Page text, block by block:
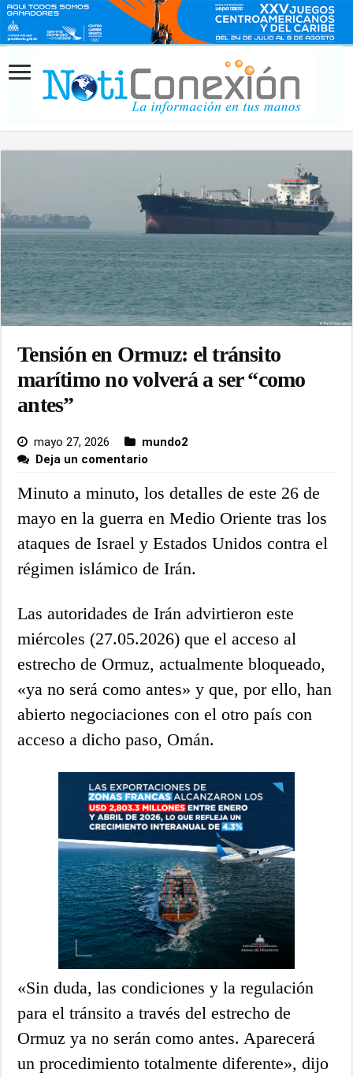
Tensión en Ormuz: el tránsito
marítimo no volverá a ser “como
antes”
mayo 27, 2026
mundo2
Deja un comentario
Minuto a minuto, los detalles de este 26 de
mayo en la guerra en Medio Oriente tras los
ataques de Israel y Estados Unidos contra el
régimen islámico de Irán.
Las autoridades de Irán advirtieron este
miércoles (27.05.2026) que el acceso al
estrecho de Ormuz, actualmente bloqueado,
«ya no será como antes» y que, por ello, han
abierto negociaciones con el otro país con
acceso a dicho paso, Omán.
«Sin duda, las condiciones y la regulación
para el tránsito a través del estrecho de
Ormuz ya no serán como antes. Aparecerá
un procedimiento totalmente diferente», dijo